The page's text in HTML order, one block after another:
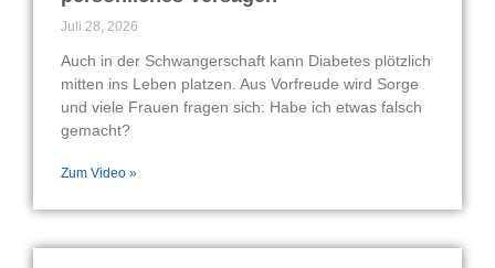
Juli 28, 2026
Auch in der Schwangerschaft kann Diabetes plötzlich
mitten ins Leben platzen. Aus Vorfreude wird Sorge
und viele Frauen fragen sich: Habe ich etwas falsch
gemacht?
Zum Video »